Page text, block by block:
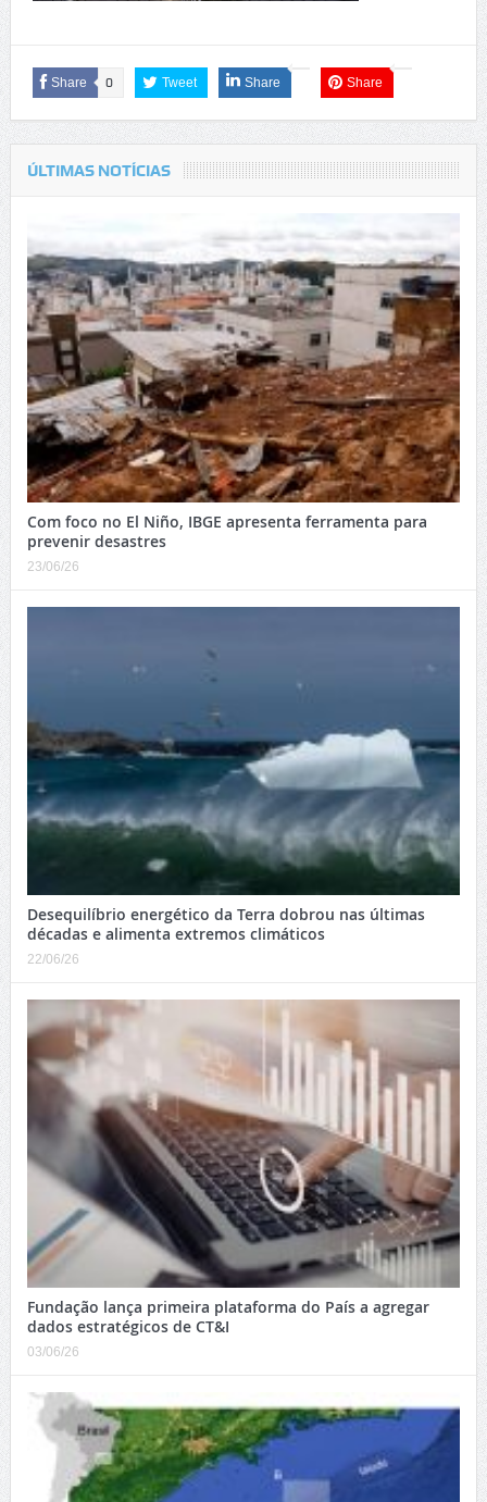
Share 0 Tweet Share Share
ÚLTIMAS NOTÍCIAS
Com foco no El Niño, IBGE apresenta ferramenta para
prevenir desastres
23/06/26
Desequilíbrio energético da Terra dobrou nas últimas
décadas e alimenta extremos climáticos
22/06/26
Fundação lança primeira plataforma do País a agregar
dados estratégicos de CT&I
03/06/26